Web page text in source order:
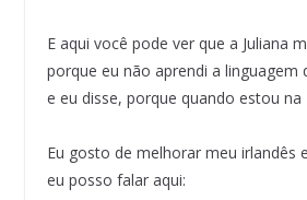
E aqui você pode ver que a Juliana
porque eu não aprendi a linguagem
e eu disse, porque quando estou na
Eu gosto de melhorar meu irlandês
eu posso falar aqui: